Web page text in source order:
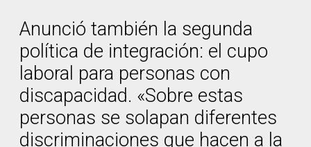
Anunció también la segunda
política de integración: el cupo
laboral para personas con
discapacidad. «Sobre estas
personas se solapan diferentes
discriminaciones que hacen a la